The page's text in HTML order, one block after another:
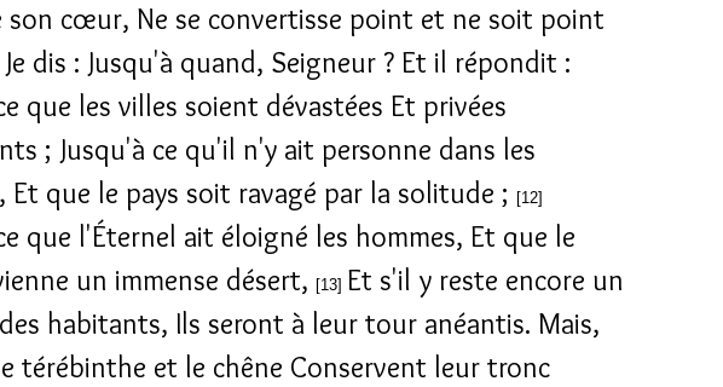
son cœur, Ne se convertisse point et ne soit point
Je dis : Jusqu'à quand, Seigneur ? Et il répondit :
que les villes soient dévastées Et privées
; Jusqu'à ce qu'il n'y ait personne dans les
Et que le pays soit ravagé par la solitude ;
[12]
que l'Éternel ait éloigné les hommes, Et que le
un immense désert,
[13] Et s'il y reste encore un
habitants, Ils seront à leur tour anéantis. Mais,
térébinthe et le chêne Conservent leur tronc